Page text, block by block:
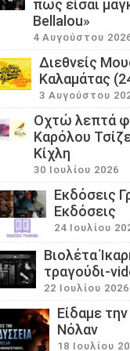
πως είσαι
Bellalou»
4 Αυγούστου
Διεθνείς
Καλαμάτας
3 Αυγούστου
Οχτώ λεπτά
Καρόλου
Κίχλη
30 Ιουλίου 2026
Εκδόσεις
Εκδόσεις
24 Ιουλίου
Βιολέτα
τραγούδι-
22 Ιουλίου 2026
Eίδαμε
Νόλαν
18 Ιουλίου